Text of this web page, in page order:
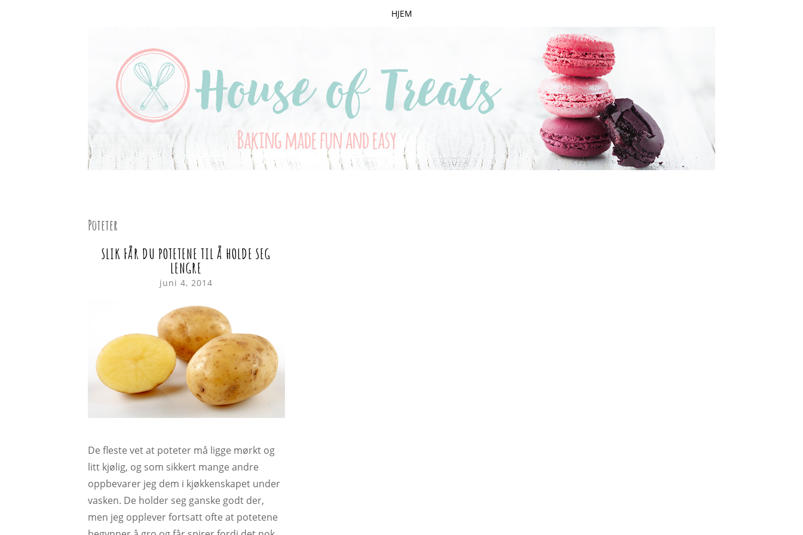
HJEM
HOUSE OF TREATS
Poteter
SLIK FÅR DU POTETENE TIL Å HOLDE SEG
LENGRE
juni 4, 2014
De fleste vet at poteter må ligge mørkt og
litt kjølig, og som sikkert mange andre
oppbevarer jeg dem i kjøkkenskapet under
vasken. De holder seg ganske godt der,
men jeg opplever fortsatt ofte at potetene